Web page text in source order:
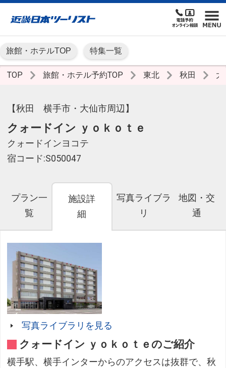
旅館・ホテルTOP 特集一覧
TOP 旅館・ホテル予約TOP 東北 秋田
【秋田 横手市・大仙市周辺】
クォードイン ｙｏｋｏｔｅ
クォードインヨコテ
宿コード:S050047
プラン一
覧
施設詳
細
写真ライブラ
リ
地図・交
通
写真ライブラリを見る
クォードイン ｙｏｋｏｔｅのご紹介
横手駅、横手インターからのアクセスは抜群で、秋